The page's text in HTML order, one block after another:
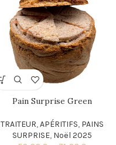
Pain Surprise Green
TRAITEUR,APÉRITIFS, PAINS
SURPRISE, Noël 2025